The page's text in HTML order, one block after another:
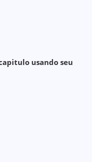
usando seu